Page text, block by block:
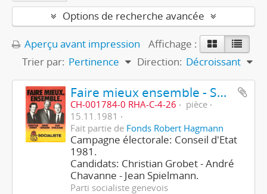
Options de recherche avancée
Aperçu avant impression
Affichage :
Trier par: Pertinence Direction: Décroissant
Faire mieux ensemble - Socialiste
CH-001784-0 RHA-C-4-26
pièce
15.11.1981
Fait partie de Fonds Robert Hagmann
Campagne électorale: Conseil d'Etat
1981.
Candidats: Christian Grobet - André
Chavanne - Jean Spielmann.
Parti socialiste genevois